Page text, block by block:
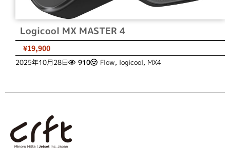
Logicool MX MASTER 4
¥19,900
2025年10月28日 910 Flow, logicool, MX4